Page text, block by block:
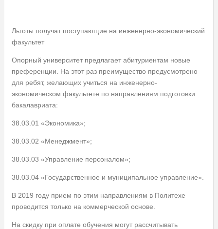
Льготы получат поступающие на инженерно-экономический
факультет
Опорный университет предлагает абитуриентам новые
преференции. На этот раз преимущество предусмотрено
для ребят, желающих учиться на инженерно-
экономическом факультете по направлениям подготовки
бакалавриата:
38.03.01 «Экономика»;
38.03.02 «Менеджмент»;
38.03.03 «Управление персоналом»;
38.03.04 «Государственное и муниципальное управление».
В 2019 году прием по этим направлениям в Политехе
проводится только на коммерческой основе.
На скидку при оплате обучения могут рассчитывать